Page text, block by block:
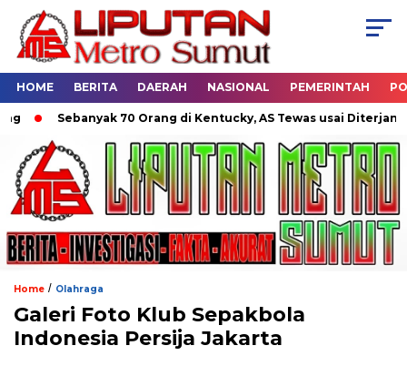
HOME BERITA DAERAH NASIONAL PEMERINTAH
Sebanyak 70 Orang di Kentucky, AS Tewas usai Diterjang
Home / Olahraga
Galeri Foto Klub Sepakbola
Indonesia Persija Jakarta